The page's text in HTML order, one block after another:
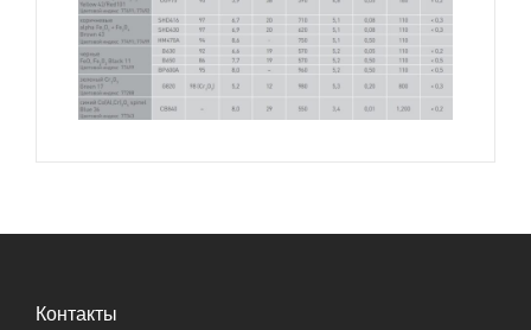
Контакты